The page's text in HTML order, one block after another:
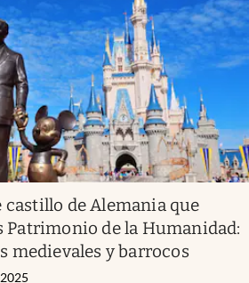
castillo de Alemania que
Patrimonio de la Humanidad:
medievales y barrocos